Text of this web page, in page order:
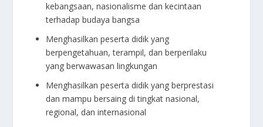
kebangsaan, nasionalisme dan kecintaan
terhadap budaya bangsa
Menghasilkan peserta didik yang
berpengetahuan, terampil, dan berperilaku
yang berwawasan lingkungan
Menghasilkan peserta didik yang berprestasi
dan mampu bersaing di tingkat nasional,
regional, dan internasional